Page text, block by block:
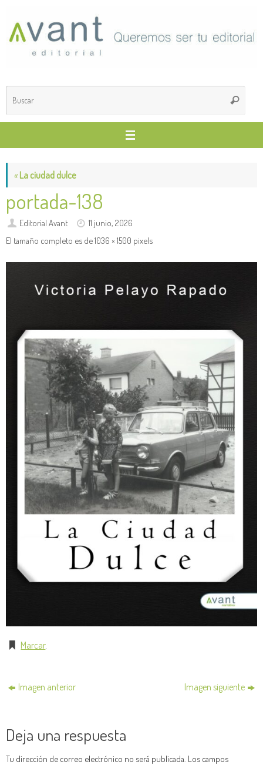
contenido
Buscar
«La ciudad dulce
portada-138
Editorial Avant
11 junio, 2026
El tamaño completo es de1036 × 1500 pixels
Marcar.
Imagen anterior Imagen siguiente
Deja una respuesta
Tu dirección de correo electrónico no será publicada. Los campos